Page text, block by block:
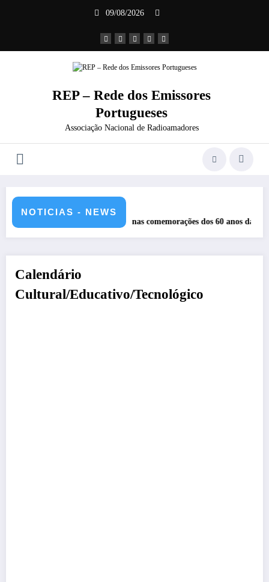
09/08/2026
REP – Rede dos Emissores
Portugueses
Associação Nacional de Radioamadores
NOTICIAS - NEWS
REP nas comemorações dos 60 anos da Ponte 25 abril – CR60A
Calendário
Cultural/Educativo/Tecnológico